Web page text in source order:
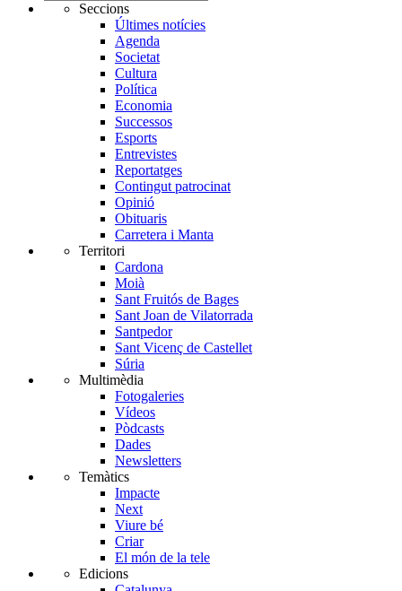
Seccions
Últimes notícies
Agenda
Societat
Cultura
Política
Economia
Successos
Esports
Entrevistes
Reportatges
Contingut patrocinat
Opinió
Obituaris
Carretera i Manta
Territori
Cardona
Moià
Sant Fruitós de Bages
Sant Joan de Vilatorrada
Santpedor
Sant Vicenç de Castellet
Súria
Multimèdia
Fotogaleries
Vídeos
Pòdcasts
Dades
Newsletters
Temàtics
Impacte
Next
Viure bé
Criar
El món de la tele
Edicions